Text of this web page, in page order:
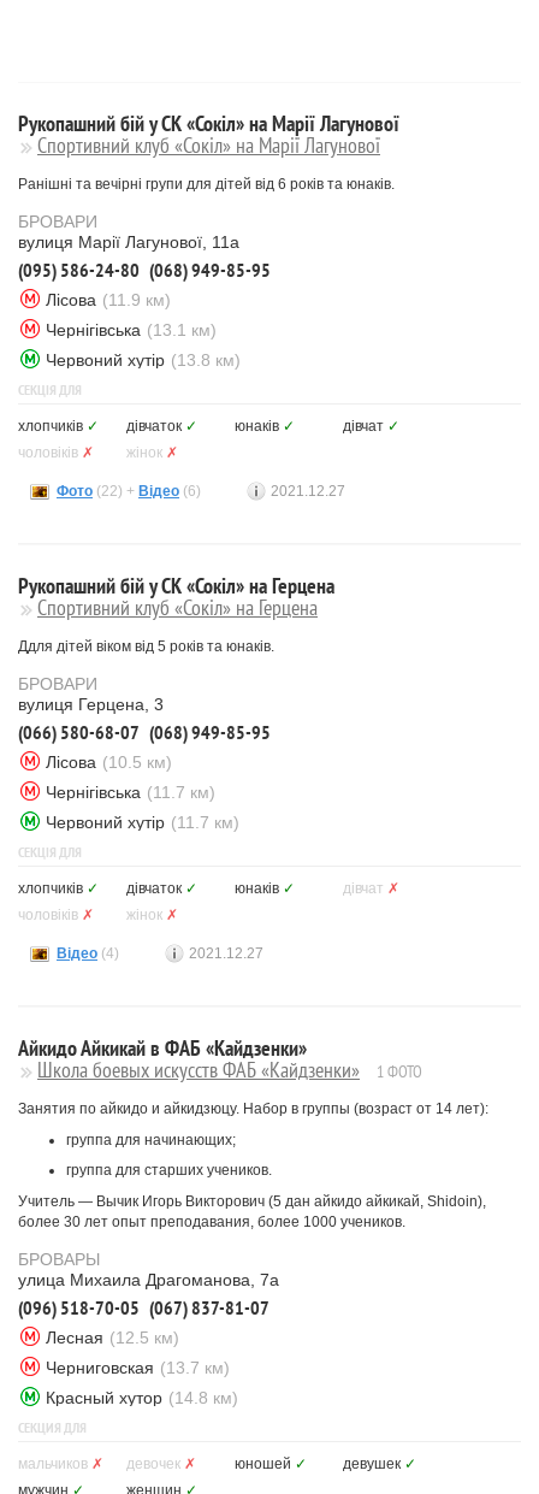
Рукопашний бій у СК «Сокіл» на Марії Лагунової
Спортивний клуб «Сокіл» на Марії Лагунової
Ранішні та вечірні групи для дітей від 6 років та юнаків.
БРОВАРИ
вулиця Марії Лагунової, 11а
(095) 586-24-80 (068) 949-85-95
Лісова (11.9 км)
Чернігівська (13.1 км)
Червоний хутір (13.8 км)
СЕКЦІЯ ДЛЯ
хлопчиків ✓ дівчаток ✓ юнаків ✓ дівчат ✓
чоловіків ✗ жінок ✗
Фото (22) + Відео (6) 2021.12.27
Рукопашний бій у СК «Сокіл» на Герцена
Спортивний клуб «Сокіл» на Герцена
Ддля дітей віком від 5 років та юнаків.
БРОВАРИ
вулиця Герцена, 3
(066) 580-68-07 (068) 949-85-95
Лісова (10.5 км)
Чернігівська (11.7 км)
Червоний хутір (11.7 км)
СЕКЦІЯ ДЛЯ
хлопчиків ✓ дівчаток ✓ юнаків ✓ дівчат ✗
чоловіків ✗ жінок ✗
Відео (4) 2021.12.27
Айкидо Айкикай в ФАБ «Кайдзенки»
Школа боевых искусств ФАБ «Кайдзенки» 1 ФОТО
Занятия по айкидо и айкидзюцу. Набор в группы (возраст от 14 лет):
группа для начинающих;
группа для старших учеников.
Учитель — Вычик Игорь Викторович (5 дан айкидо айкикай, Shidoin),
более 30 лет опыт преподавания, более 1000 учеников.
БРОВАРЫ
улица Михаила Драгоманова, 7а
(096) 518-70-05 (067) 837-81-07
Лесная (12.5 км)
Черниговская (13.7 км)
Красный хутор (14.8 км)
СЕКЦИЯ ДЛЯ
мальчиков ✗ девочек ✗ юношей ✓ девушек ✓
мужчин ✓ женщин ✓